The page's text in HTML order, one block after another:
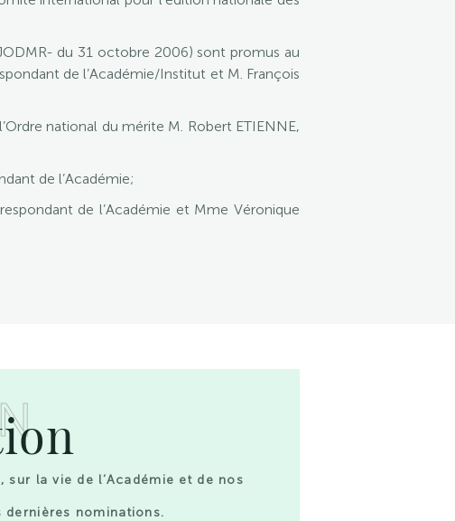
du 31 octobre 2006) sont promus au
de l’Académie/Institut et M. François
national du mérite M. Robert ETIENNE,
de l’Académie;
de l’Académie et Mme Véronique
la vie de l’Académie et de nos
nominations.